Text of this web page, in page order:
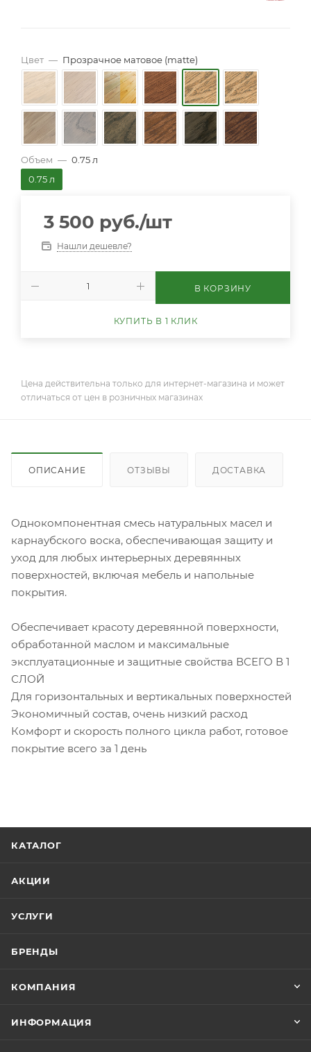
Цвет — Прозрачное матовое (matte)
Объем — 0.75 л
0.75 л
3 500 руб./шт
Нашли дешевле?
В КОРЗИНУ
КУПИТЬ В 1 КЛИК
Цена действительна только для интернет-магазина и может
отличаться от цен в розничных магазинах
ОПИСАНИЕ ОТЗЫВЫ ДОСТАВКА
Однокомпонентная смесь натуральных масел и
карнаубского воска, обеспечивающая защиту и
уход для любых интерьерных деревянных
поверхностей, включая мебель и напольные
покрытия.
Обеспечивает красоту деревянной поверхности,
обработанной маслом и максимальные
эксплуатационные и защитные свойства ВСЕГО В 1
СЛОЙ
Для горизонтальных и вертикальных поверхностей
Экономичный состав, очень низкий расход
Комфорт и скорость полного цикла работ, готовое
покрытие всего за 1 день
КАТАЛОГ
АКЦИИ
УСЛУГИ
БРЕНДЫ
КОМПАНИЯ
ИНФОРМАЦИЯ